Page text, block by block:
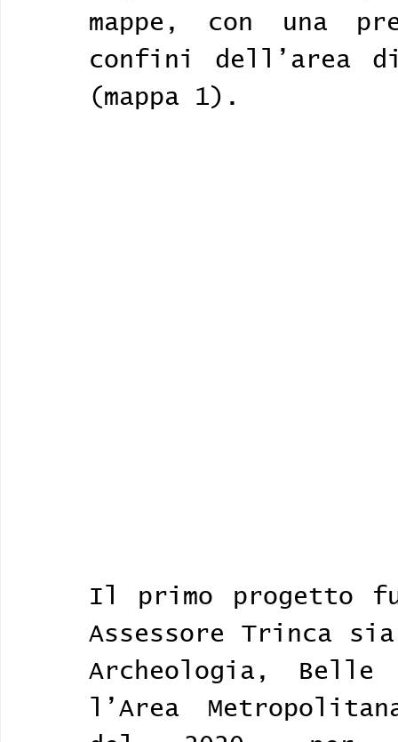
mappe, con una
confini dell’area di
(mappa 1).
Il primo progetto
Assessore Trinca
Archeologia,
l’Area